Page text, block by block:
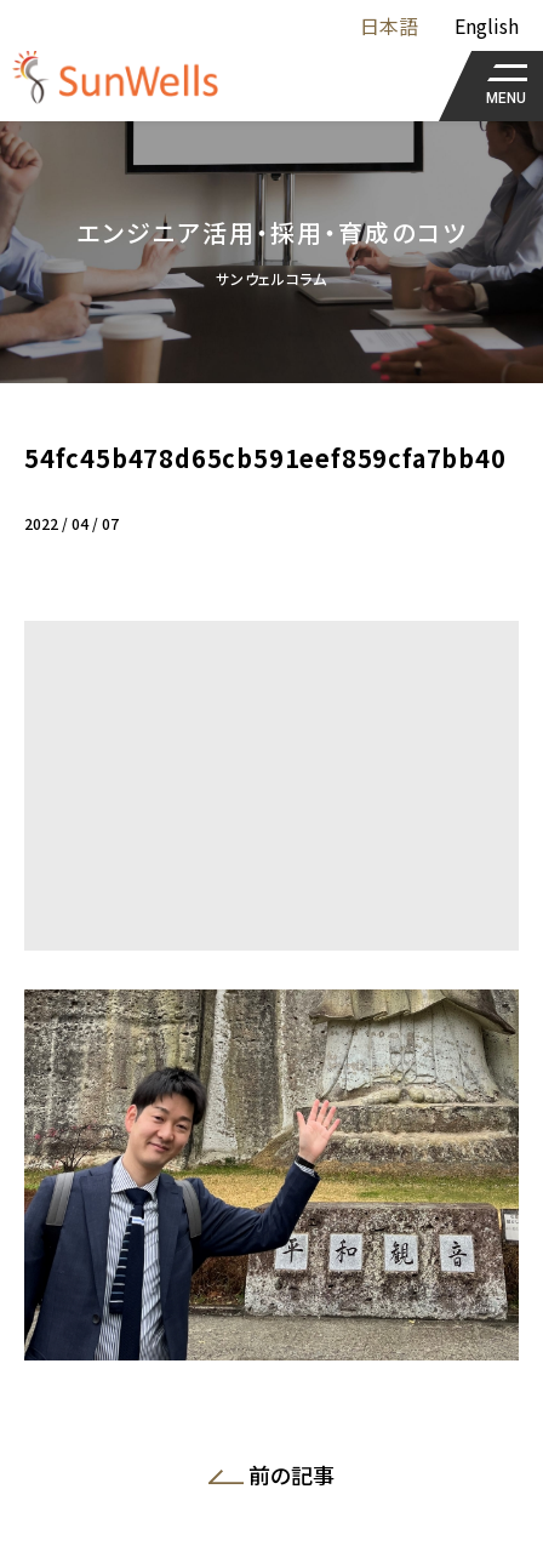
日本語 English
MENU
エンジニア活用・採用・育成のコツ
サンウェルコラム
54fc45b478d65cb591eef859cfa7bb40
2022 / 04 / 07
前の記事